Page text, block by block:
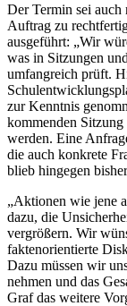
Der Termin sei auch
Auftrag zu
ausgeführt: „Wir
was in Sitzungen
umfangreich prüft.
zur Kenntnis
kommenden Sitzung
werden. Eine
die auch konkrete
blieb hingegen
„Aktionen wie jene
dazu, die
vergrößern. Wir
faktenorientierte
Dazu müssen wir
nehmen und das
Graf das weitere